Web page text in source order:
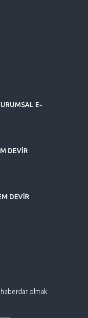
E-
DEVİR
DEVİR
olmak